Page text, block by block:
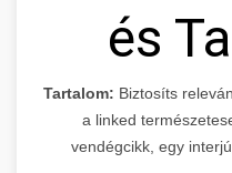
és
Tartalom: Biztosíts
a linked
vendégcikk, egy